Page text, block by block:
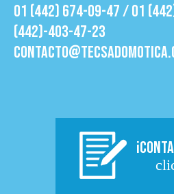
01 (442) 674-09-47 / 01
(442)-403-47-23